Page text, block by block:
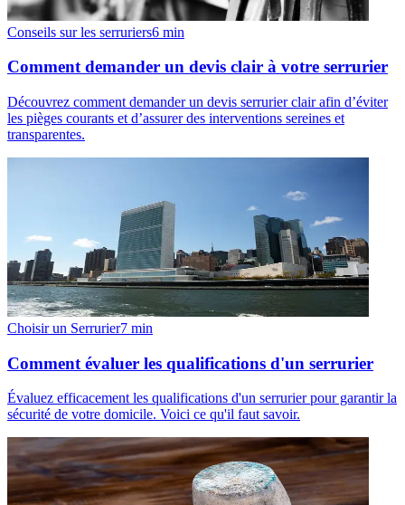
Conseils sur les serruriers6 min
Comment demander un devis clair à votre serrurier
Découvrez comment demander un devis serrurier clair afin d’éviter
les pièges courants et d’assurer des interventions sereines et
transparentes.
Choisir un Serrurier7 min
Comment évaluer les qualifications d'un serrurier
Évaluez efficacement les qualifications d'un serrurier pour garantir la
sécurité de votre domicile. Voici ce qu'il faut savoir.